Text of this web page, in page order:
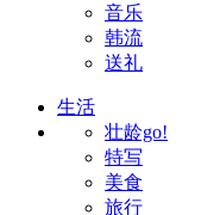
音乐
韩流
送礼
生活
壮龄go!
特写
美食
旅行